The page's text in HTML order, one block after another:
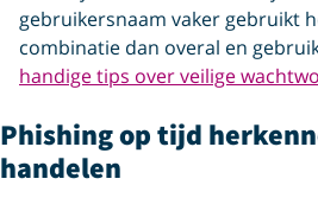
gebruikersnaam vaker gebruikt
combinatie dan overal en
handige tips over veilige
Phishing op tijd
handelen